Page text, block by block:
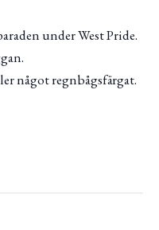
under West Pride.
något regnbågsfärgat.